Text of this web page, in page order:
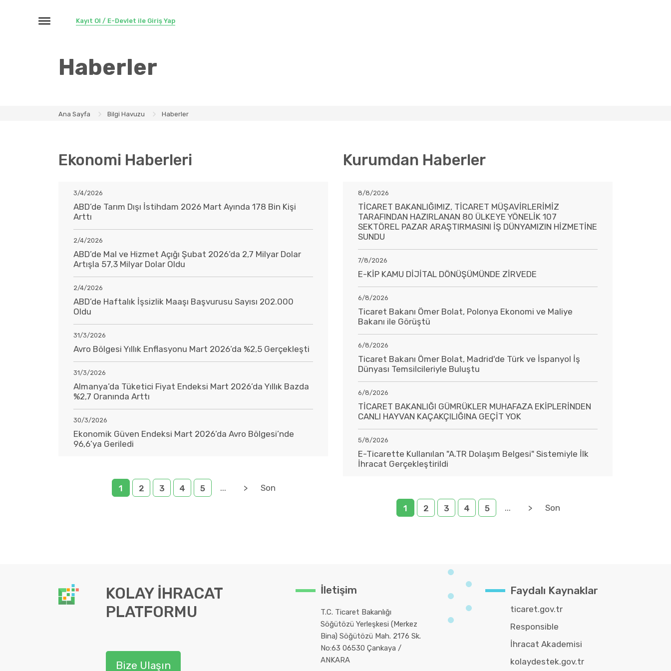
Kayıt Ol / E-Devlet ile Giriş Yap
Haberler
Ana Sayfa Bilgi Havuzu Haberler
Ekonomi Haberleri
3/4/2026
ABD’de Tarım Dışı İstihdam 2026 Mart Ayında 178 Bin Kişi
Arttı
2/4/2026
ABD’de Mal ve Hizmet Açığı Şubat 2026’da 2,7 Milyar Dolar
Artışla 57,3 Milyar Dolar Oldu
2/4/2026
ABD’de Haftalık İşsizlik Maaşı Başvurusu Sayısı 202.000
Oldu
31/3/2026
Avro Bölgesi Yıllık Enflasyonu Mart 2026’da %2,5 Gerçekleşti
31/3/2026
Almanya’da Tüketici Fiyat Endeksi Mart 2026’da Yıllık Bazda
%2,7 Oranında Arttı
30/3/2026
Ekonomik Güven Endeksi Mart 2026’da Avro Bölgesi’nde
96,6’ya Geriledi
1 2 3 4 5 ... > Son
Kurumdan Haberler
8/8/2026
TİCARET BAKANLIĞIMIZ, TİCARET MÜŞAVİRLERİMİZ
TARAFINDAN HAZIRLANAN 80 ÜLKEYE YÖNELİK 107
SEKTÖREL PAZAR ARAŞTIRMASINI İŞ DÜNYAMIZIN HİZMETİNE
SUNDU
7/8/2026
E-KİP KAMU DİJİTAL DÖNÜŞÜMÜNDE ZİRVEDE
6/8/2026
Ticaret Bakanı Ömer Bolat, Polonya Ekonomi ve Maliye
Bakanı ile Görüştü
6/8/2026
Ticaret Bakanı Ömer Bolat, Madrid'de Türk ve İspanyol İş
Dünyası Temsilcileriyle Buluştu
6/8/2026
TİCARET BAKANLIĞI GÜMRÜKLER MUHAFAZA EKİPLERİNDEN
CANLI HAYVAN KAÇAKÇILIĞINA GEÇİT YOK
5/8/2026
E-Ticarette Kullanılan "A.TR Dolaşım Belgesi" Sistemiyle İlk
İhracat Gerçekleştirildi
1 2 3 4 5 ... > Son
KOLAY İHRACAT
PLATFORMU
Bize Ulaşın
İletişim
T.C. Ticaret Bakanlığı
Söğütözü Yerleşkesi (Merkez
Bina) Söğütözü Mah. 2176 Sk.
No:63 06530 Çankaya /
ANKARA
Faydalı Kaynaklar
ticaret.gov.tr
Responsible
İhracat Akademisi
kolaydestek.gov.tr